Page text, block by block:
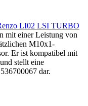
LI02 LSI TURBO
mit einer Leistung von
M10x1-
Er ist kompatibel mit
stellt eine
dar.